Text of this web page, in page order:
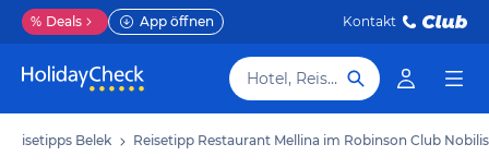
% Deals App öffnen Kontakt
Hotel, Reiseziel
Reisetipps Belek Reisetipp Restaurant Mellina im Robinson Club Nobilis